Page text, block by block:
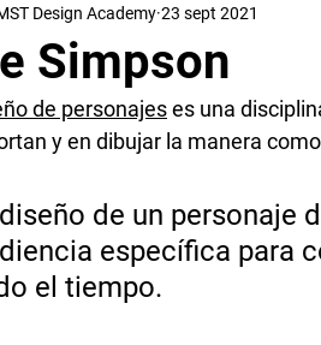
Design Animación
Entretenimiento Ilustración
Storytelling AI
Simpson
Design Academy 23 sept 2021
de personajes es una
y en dibujar la manera
de un personaje
específica para
el tiempo.